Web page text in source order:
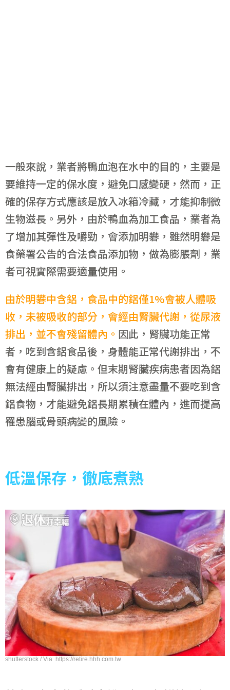
一般來說，業者將鴨血泡在水中的目的，主要是
要維持一定的保水度，避免口感變硬，然而，正
確的保存方式應該是放入冰箱冷藏，才能抑制微
生物滋長。另外，由於鴨血為加工食品，業者為
了增加其彈性及嚼勁，會添加明礬，雖然明礬是
食藥署公告的合法食品添加物，做為膨脹劑，業
者可視實際需要適量使用。
由於明礬中含鋁，食品中的鋁僅1%會被人體吸
收，未被吸收的部分，會經由腎臟代謝，從尿液
排出，並不會殘留體內。 因此，腎臟功能正常
者，吃到含鋁食品後，身體能正常代謝排出，不
會有健康上的疑慮。但末期腎臟疾病患者因為鋁
無法經由腎臟排出，所以須注意盡量不要吃到含
鋁食物，才能避免鋁長期累積在體內，進而提高
罹患腦或骨頭病變的風險。
低溫保存，徹底煮熟
shutterstock / Via https://retire.hhh.com.tw